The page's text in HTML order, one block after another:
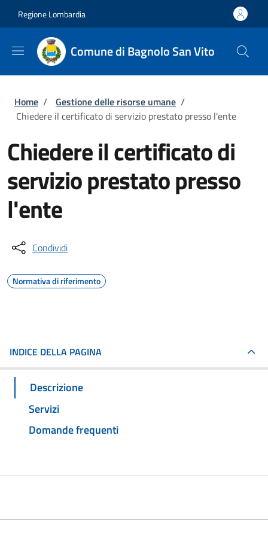
Regione Lombardia
Comune di Bagnolo San Vito
Briciole di pane
Home / Gestione delle risorse umane /
Chiedere il certificato di servizio prestato presso l'ente
Chiedere il certificato di
servizio prestato presso
l'ente
Condividi
Normativa di riferimento
INDICE DELLA PAGINA
Descrizione
Servizi
Domande frequenti